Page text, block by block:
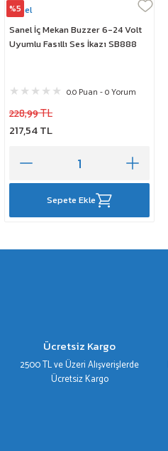
%5
Sanel
Sanel İç Mekan Buzzer 6-24 Volt
Uyumlu Fasıllı Ses İkazı SB888
0.0 Puan - 0 Yorum
228,99 TL
217,54 TL
Sepete Ekle
Ücretsiz Kargo
2500 TL ve Üzeri Alışverişlerde
Ücretsiz Kargo